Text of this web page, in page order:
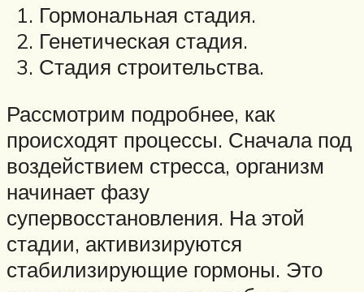
Гормональная стадия.
Генетическая стадия.
Стадия строительства.
Рассмотрим подробнее, как
происходят процессы. Сначала под
воздействием стресса, организм
начинает фазу
супервосстановления. На этой
стадии, активизируются
стабилизирующие гормоны. Это